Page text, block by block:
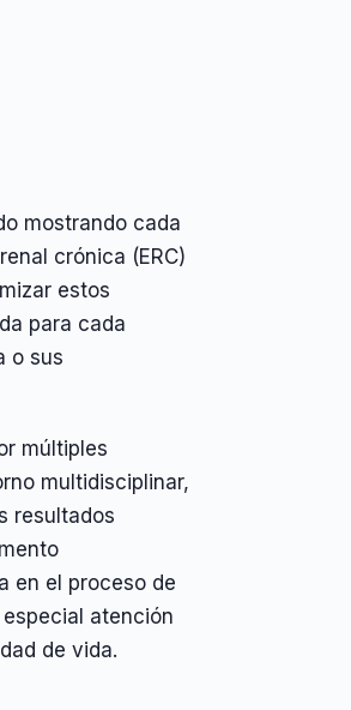
mostrando cada
crónica (ERC)
estos
para cada
o sus
múltiples
multidisciplinar,
resultados
en el proceso de
atención
de vida.